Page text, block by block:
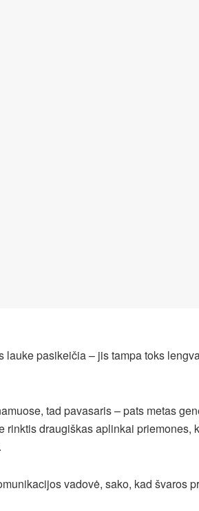
lauke pasikeičia – jis tampa toks
tad pavasaris – pats metas
rinktis draugiškas aplinkai priemones,
vadovė, sako, kad švaros